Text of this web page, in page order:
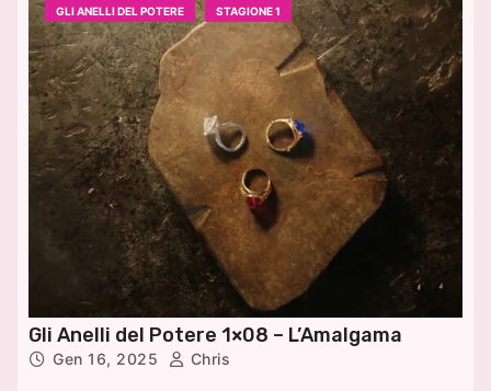
GLI ANELLI DEL POTERE STAGIONE 1
Gli Anelli del Potere 1×08 – L’Amalgama
Gen 16, 2025 Chris